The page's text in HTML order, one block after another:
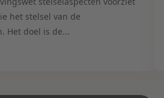
Verzekering
onderneming
het stelsel van de
Het doel is de...